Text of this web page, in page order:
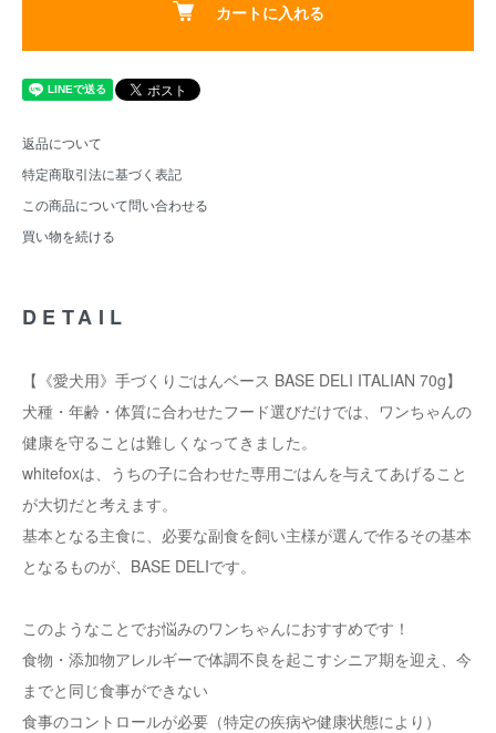
カートに入れる
返品について
特定商取引法に基づく表記
この商品について問い合わせる
買い物を続ける
DETAIL
【《愛犬用》手づくりごはんベース BASE DELI ITALIAN 70g】
犬種・年齢・体質に合わせたフード選びだけでは、ワンちゃんの
健康を守ることは難しくなってきました。
whitefoxは、うちの子に合わせた専用ごはんを与えてあげること
が大切だと考えます。
基本となる主食に、必要な副食を飼い主様が選んで作るその基本
となるものが、BASE DELIです。
このようなことでお悩みのワンちゃんにおすすめです！
食物・添加物アレルギーで体調不良を起こすシニア期を迎え、今
までと同じ食事ができない
食事のコントロールが必要（特定の疾病や健康状態により）